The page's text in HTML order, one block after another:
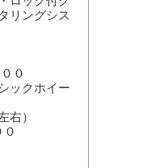
リングシス
ケージ
ックホイー
ト左右）